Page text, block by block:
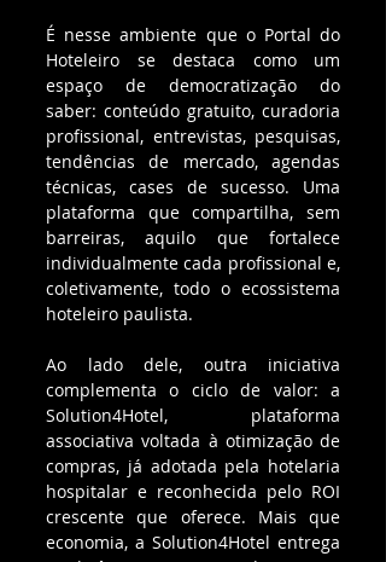
É nesse ambiente que o Portal do
Hoteleiro se destaca como um
espaço de democratização do
saber: conteúdo gratuito, curadoria
profissional, entrevistas, pesquisas,
tendências de mercado, agendas
técnicas, cases de sucesso. Uma
plataforma que compartilha, sem
barreiras, aquilo que fortalece
individualmente cada profissional e,
coletivamente, todo o ecossistema
hoteleiro paulista.
Ao lado dele, outra iniciativa
complementa o ciclo de valor: a
Solution4Hotel, plataforma
associativa voltada à otimização de
compras, já adotada pela hotelaria
hospitalar e reconhecida pelo ROI
crescente que oferece. Mais que
economia, a Solution4Hotel entrega